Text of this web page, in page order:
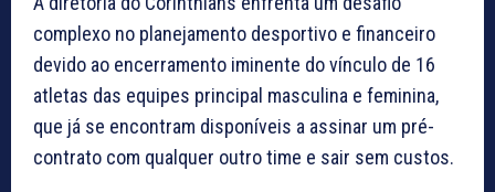
complexo no planejamento desportivo e financeiro
devido ao encerramento iminente do vínculo de 16
atletas das equipes principal masculina e feminina,
que já se encontram disponíveis a assinar um pré-
contrato com qualquer outro time e sair sem custos.